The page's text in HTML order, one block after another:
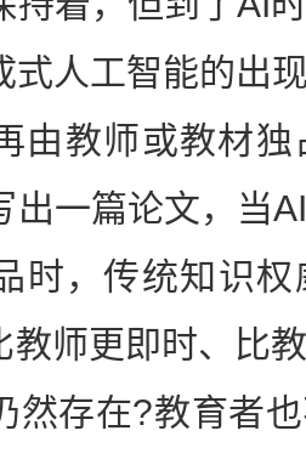
式人工智能的出
由教师或教材独
出一篇论文，当
时，传统知识
教师更即时、比
然存在?教育者